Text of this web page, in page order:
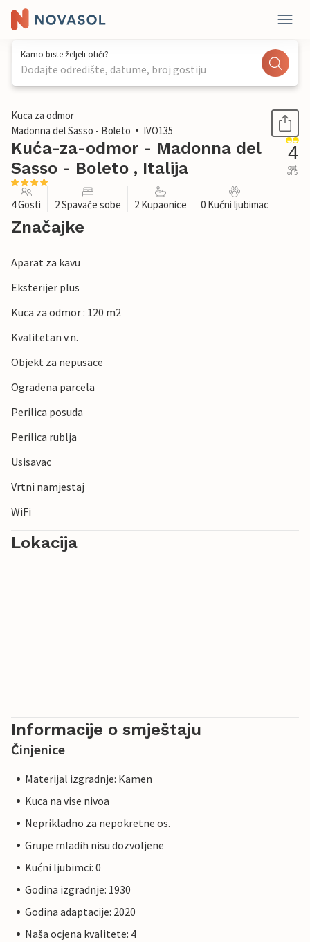
Kamo biste željeli otići?
Dodajte odredište, datume, broj gostiju
1 / 33
Kuca za odmor
Madonna del Sasso - Boleto
IVO135
Kuća-za-odmor - Madonna del
Sasso - Boleto , Italija
4
out
of 5
4 Gosti 2 Spavaće sobe 2 Kupaonice 0 Kućni ljubimac
Značajke
Aparat za kavu
Eksterijer plus
Kuca za odmor : 120 m2
Kvalitetan v.n.
Objekt za nepusace
Ogradena parcela
Perilica posuda
Perilica rublja
Usisavac
Vrtni namjestaj
WiFi
Lokacija
Informacije o smještaju
Činjenice
Materijal izgradnje: Kamen
Kuca na vise nivoa
Neprikladno za nepokretne os.
Grupe mladih nisu dozvoljene
Kućni ljubimci: 0
Godina izgradnje: 1930
Godina adaptacije: 2020
Naša ocjena kvalitete: 4